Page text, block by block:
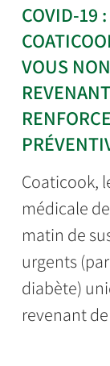
COVID-19
VOUS
Coaticook,
médicale
matin de
urgents
diabète)
revenant